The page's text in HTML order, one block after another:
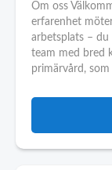
Om oss
erfarenhet
arbetsplats – du
team med bred
primärvård,